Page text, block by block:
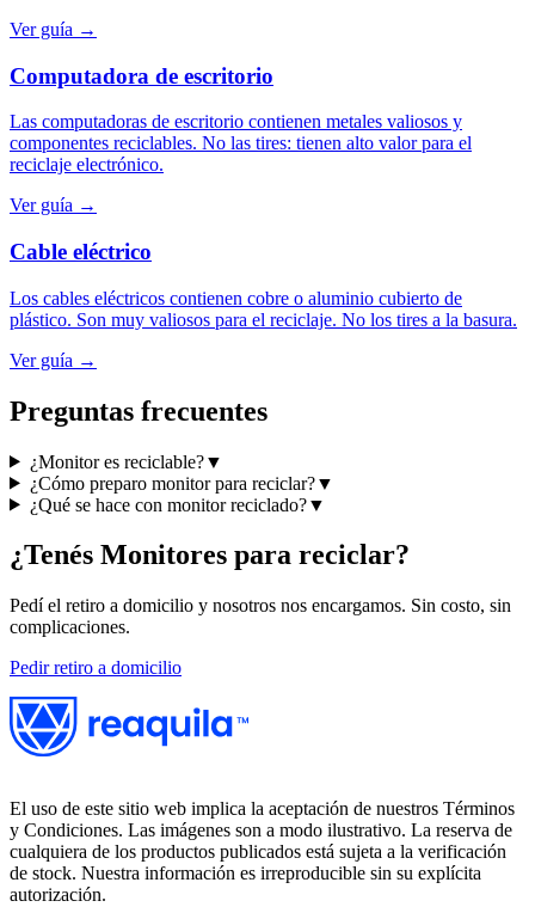
Ver guía →
Computadora de escritorio
Las computadoras de escritorio contienen metales valiosos y
componentes reciclables. No las tires: tienen alto valor para el
reciclaje electrónico.
Ver guía →
Cable eléctrico
Los cables eléctricos contienen cobre o aluminio cubierto de
plástico. Son muy valiosos para el reciclaje. No los tires a la basura.
Ver guía →
Preguntas frecuentes
¿Monitor es reciclable?▼
¿Cómo preparo monitor para reciclar?▼
¿Qué se hace con monitor reciclado?▼
¿Tenés Monitores para reciclar?
Pedí el retiro a domicilio y nosotros nos encargamos. Sin costo, sin
complicaciones.
Pedir retiro a domicilio
El uso de este sitio web implica la aceptación de nuestros Términos
y Condiciones. Las imágenes son a modo ilustrativo. La reserva de
cualquiera de los productos publicados está sujeta a la verificación
de stock. Nuestra información es irreproducible sin su explícita
autorización.